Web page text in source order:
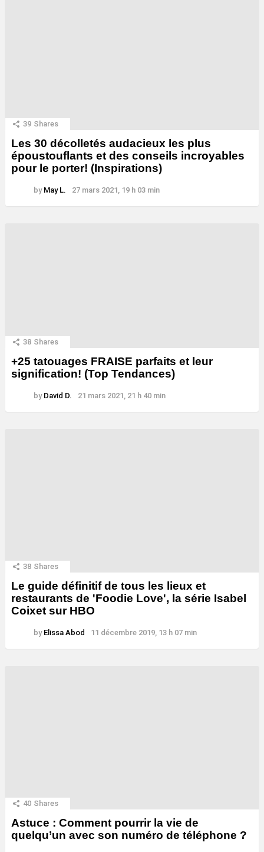
39 Shares
Les 30 décolletés audacieux les plus
époustouflants et des conseils incroyables
pour le porter! (Inspirations)
by May L. 27 mars 2021, 19 h 03 min
38 Shares
+25 tatouages ​​FRAISE parfaits et leur
signification! (Top Tendances)
by David D. 21 mars 2021, 21 h 40 min
38 Shares
Le guide définitif de tous les lieux et
restaurants de 'Foodie Love', la série Isabel
Coixet sur HBO
by Elissa Abod 11 décembre 2019, 13 h 07 min
40 Shares
Astuce : Comment pourrir la vie de
quelqu’un avec son numéro de téléphone ?